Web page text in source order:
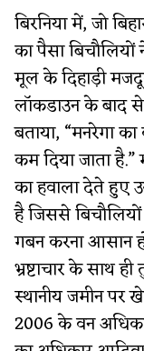
बिरनिया में, जो
का पैसा
मूल के दिहाड़ी
लॉकडाउन के बाद से
बताया, “मनरेगा
कम दिया जाता
का हवाला देते हुए
है जिससे
गबन करना आसान
भ्रष्टाचार के साथ
स्थानीय जमीन पर
2006 के वन